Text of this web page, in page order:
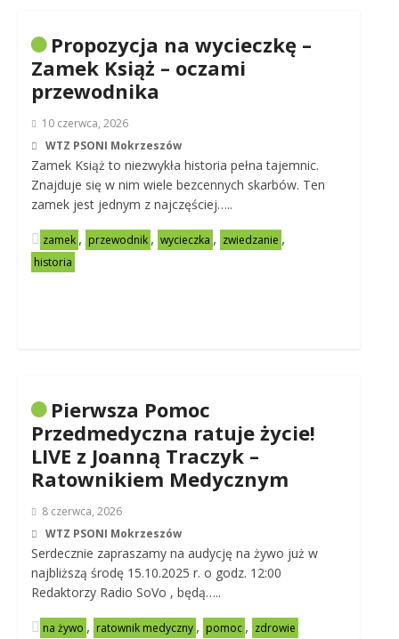
Propozycja na wycieczkę –
Zamek Książ – oczami
przewodnika
10 czerwca, 2026
WTZ PSONI Mokrzeszów
Zamek Książ to niezwykła historia pełna tajemnic.
Znajduje się w nim wiele bezcennych skarbów. Ten
zamek jest jednym z najczęściej…..
zamek , przewodnik , wycieczka , zwiedzanie ,
historia
Pierwsza Pomoc
Przedmedyczna ratuje życie!
LIVE z Joanną Traczyk –
Ratownikiem Medycznym
8 czerwca, 2026
WTZ PSONI Mokrzeszów
Serdecznie zapraszamy na audycję na żywo już w
najbliższą środę 15.10.2025 r. o godz. 12:00
Redaktorzy Radio SoVo , będą…..
na żywo , ratownik medyczny , pomoc , zdrowie